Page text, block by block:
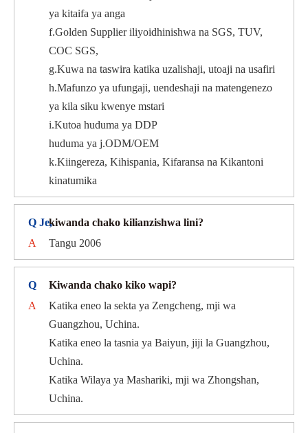
ya kitaifa ya anga
f.Golden Supplier iliyoidhinishwa na SGS, TUV,
COC SGS,
g.Kuwa na taswira katika uzalishaji, utoaji na usafiri
h.Mafunzo ya ufungaji, uendeshaji na matengenezo
ya kila siku kwenye mstari
i.Kutoa huduma ya DDP
huduma ya j.ODM/OEM
k.Kiingereza, Kihispania, Kifaransa na Kikantoni
kinatumika
Q Je,kiwanda chako kilianzishwa lini?
A
Tangu 2006
Q
Kiwanda chako kiko wapi?
A
Katika eneo la sekta ya Zengcheng, mji wa
Guangzhou, Uchina.
Katika eneo la tasnia ya Baiyun, jiji la Guangzhou,
Uchina.
Katika Wilaya ya Mashariki, mji wa Zhongshan,
Uchina.